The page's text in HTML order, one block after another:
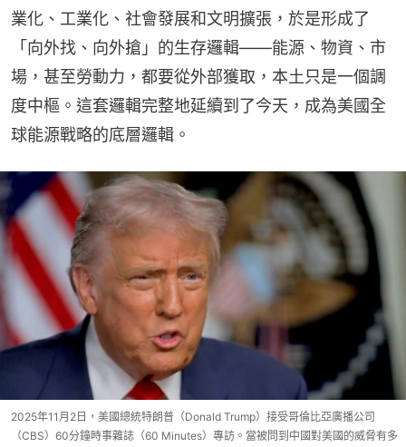
業化、工業化、社會發展和文明擴張，於是形成了
「向外找、向外搶」的生存邏輯——能源、物資、市
場，甚至勞動力，都要從外部獲取，本土只是一個調
度中樞。這套邏輯完整地延續到了今天，成為美國全
球能源戰略的底層邏輯。
2025年11月2日，美國總統特朗普（Donald Trump）接受哥倫比亞廣播公司
（CBS）60分鐘時事雜誌（60 Minutes）專訪。當被問到中國對美國的威脅有多